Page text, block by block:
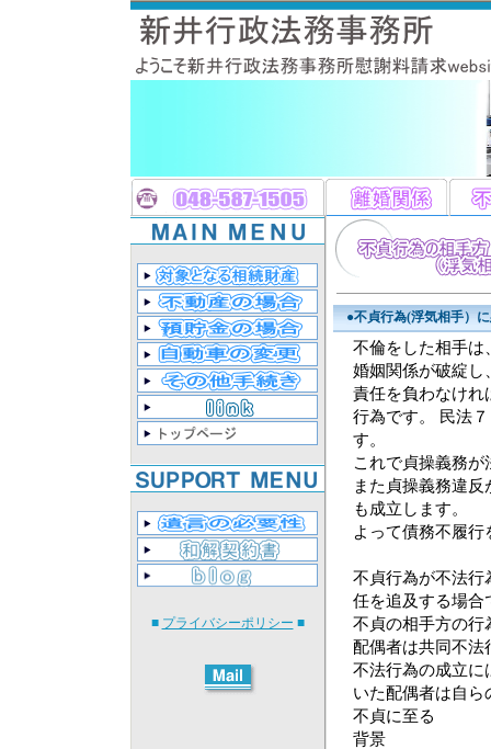
■ プライバシーポリシー ■
●不貞行為(浮気相手）
不倫をした相手は
婚姻関係が破綻し
責任を負わなけれ
行為です。 民法
す。
これで貞操義務
また貞操義務違
も成立します。
よって債務不履
不貞行為が不法行
任を追及する場合
不貞の相手方の行
配偶者は共同不法
不法行為の成立に
いた配偶者は自
不貞に至る
背景